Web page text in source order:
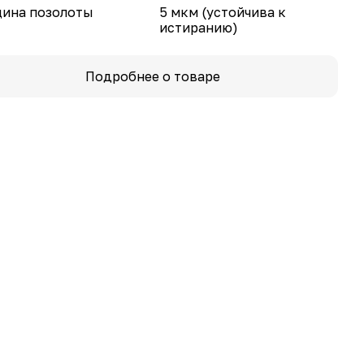
позолоты
5 мкм (устойчива к
истиранию)
Подробнее о товаре